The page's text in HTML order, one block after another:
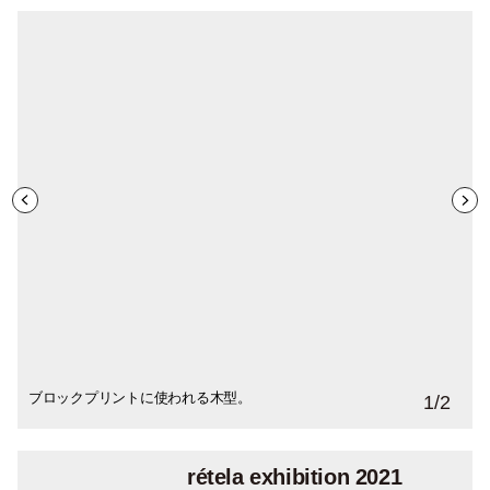
ブロックプリントに使われる木型。
アトリエでサンプルを製作する大越さん。 1/2
rétela exhibition 2021